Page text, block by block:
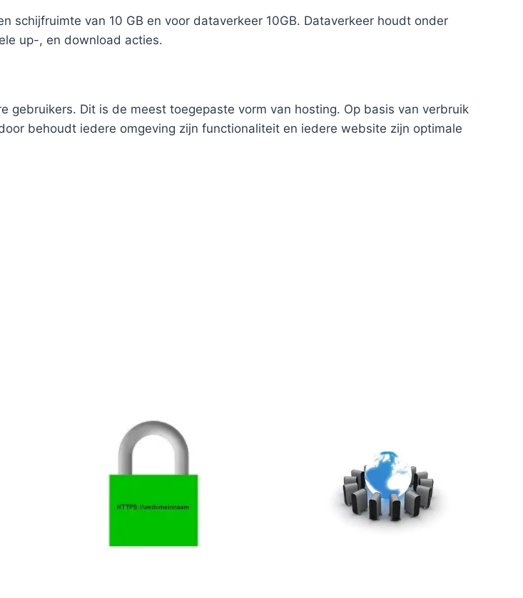
van 10 GB en voor dataverkeer 10GB. Dataverkeer houdt onder
up-, en download acties.
Dit is de meest toegepaste vorm van hosting. Op basis van verbruik
behoudt iedere omgeving zijn functionaliteit en iedere website zijn optimale